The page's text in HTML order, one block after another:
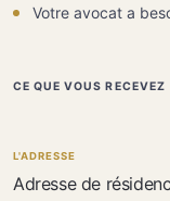
Votre avocat a
CE QUE VOUS RECEVEZ
L'ADRESSE
Adresse de